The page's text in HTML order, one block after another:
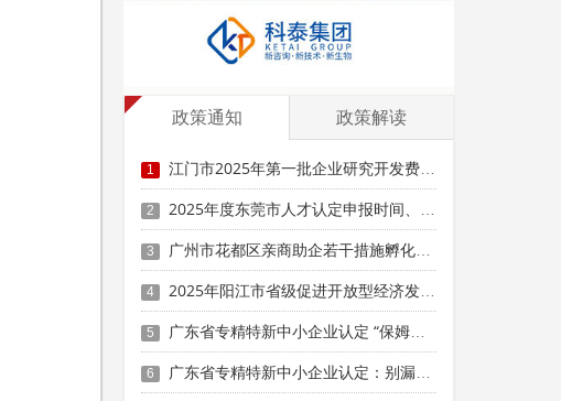
政策通知 政策解读
1 江门市2025年第一批企业研究开发费用税前加计扣除项目技术鉴定申报时间、条件要求
2 2025年度东莞市人才认定申报时间、条件要求、扶持政策
3 广州市花都区亲商助企若干措施孵化育成奖励（2024年度）申报时间、条件要求、补助奖励
4 2025年阳江市省级促进开放型经济发展水平提升专项资金申报时间、条件要求、补助奖励
5 广东省专精特新中小企业认定 “保姆级” 指南：条件到材料一步清
6 广东省专精特新中小企业认定：别漏这3项关键材料！